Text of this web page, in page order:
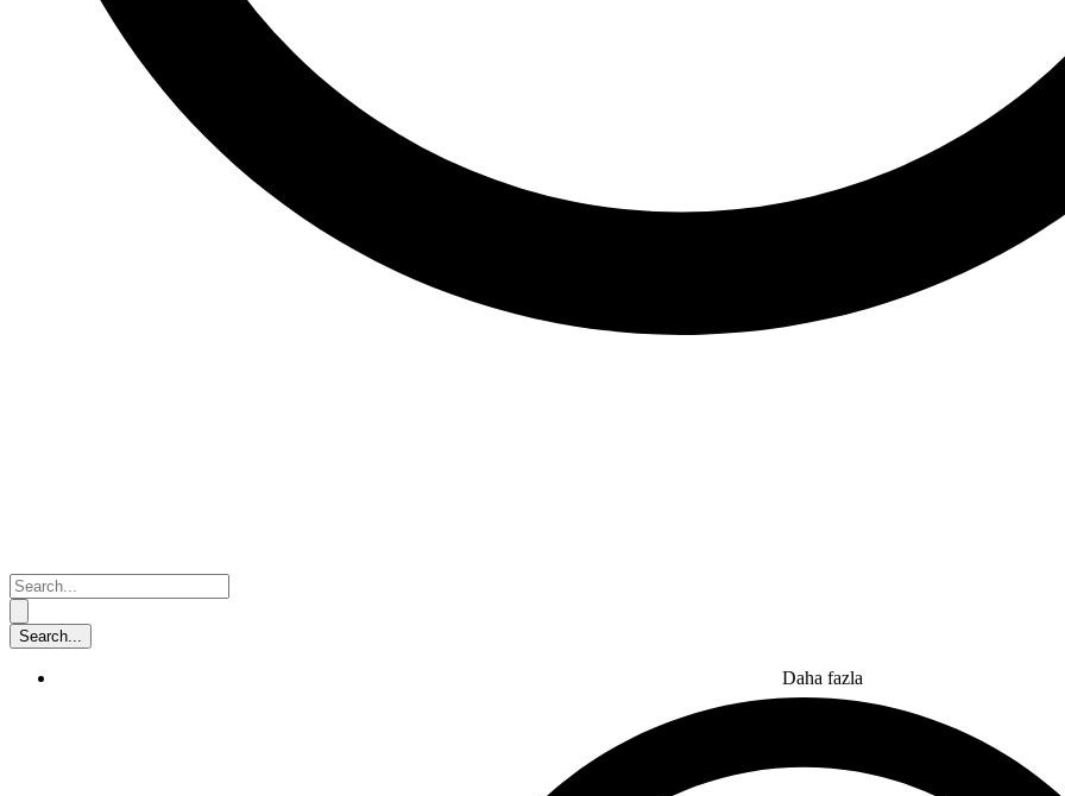
Daha fazla